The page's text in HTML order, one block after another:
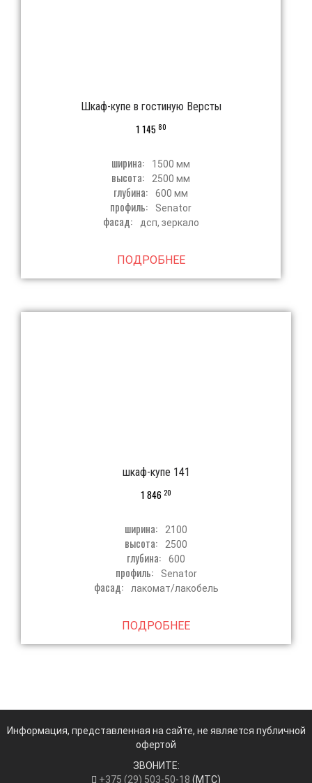
Шкаф-купе в гостиную Версты
1 145 80
ширина: 1500 мм
высота: 2500 мм
глубина: 600 мм
профиль: Senator
фасад: дсп, зеркало
ПОДРОБНЕЕ
шкаф-купе 141
1 846 20
ширина: 2100
высота: 2500
глубина: 600
профиль: Senator
фасад: лакомат/лакобель
ПОДРОБНЕЕ
Информация, представленная на сайте, не является публичной
офертой
ЗВОНИТЕ:
+375 (29) 503-50-18 (МТС)